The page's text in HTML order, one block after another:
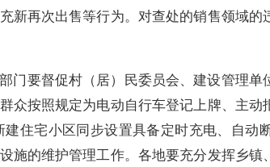
新再次出售等行为。对查处的销售领域
门要督促村（居）民委员会、建设管理单
众按照规定为电动自行车登记上牌、主
住宅小区同步设置具备定时充电、自动
施的维护管理工作。各地要充分发挥乡